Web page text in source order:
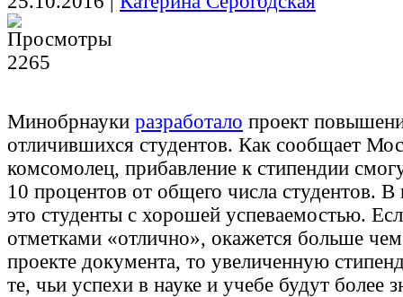
2265
Минобрнауки разработало проект
отличившихся студентов. Как сообщает
комсомолец, прибавление к стипендии
10 процентов от общего числа студентов.
это студенты с хорошей успеваемостью.
отметками «отлично», окажется больше
проекте документа, то увеличенную
те, чьи успехи в науке и учебе будут более